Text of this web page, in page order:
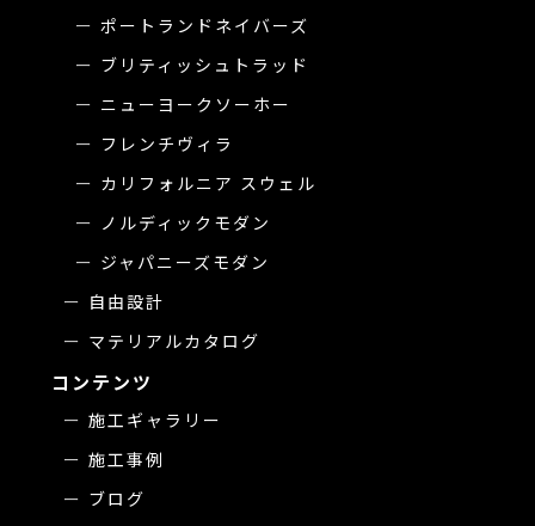
ポートランドネイバーズ
ブリティッシュトラッド
ニューヨークソーホー
フレンチヴィラ
カリフォルニア スウェル
ノルディックモダン
ジャパニーズモダン
自由設計
マテリアルカタログ
コンテンツ
施工ギャラリー
施工事例
ブログ